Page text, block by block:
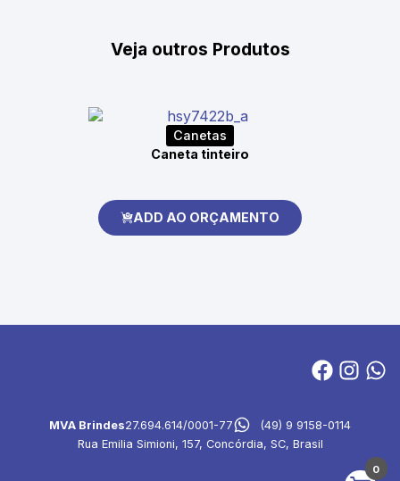
Veja outros Produtos
Canetas
Caneta tinteiro
ADD AO ORÇAMENTO
MVA Brindes27.694.614/0001-77
(49) 9 9158-0114
Rua Emilia Simioni, 157, Concórdia, SC, Brasil
0